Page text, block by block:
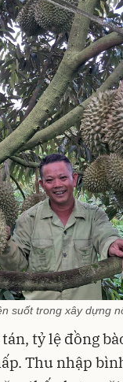
suốt trong xây dựng
tỷ lệ đồng
Thu nhập